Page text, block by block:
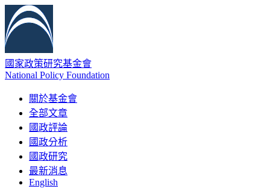
國家政策研究基金會
National Policy Foundation
關於基金會
全部文章
國政評論
國政分析
國政研究
最新消息
English